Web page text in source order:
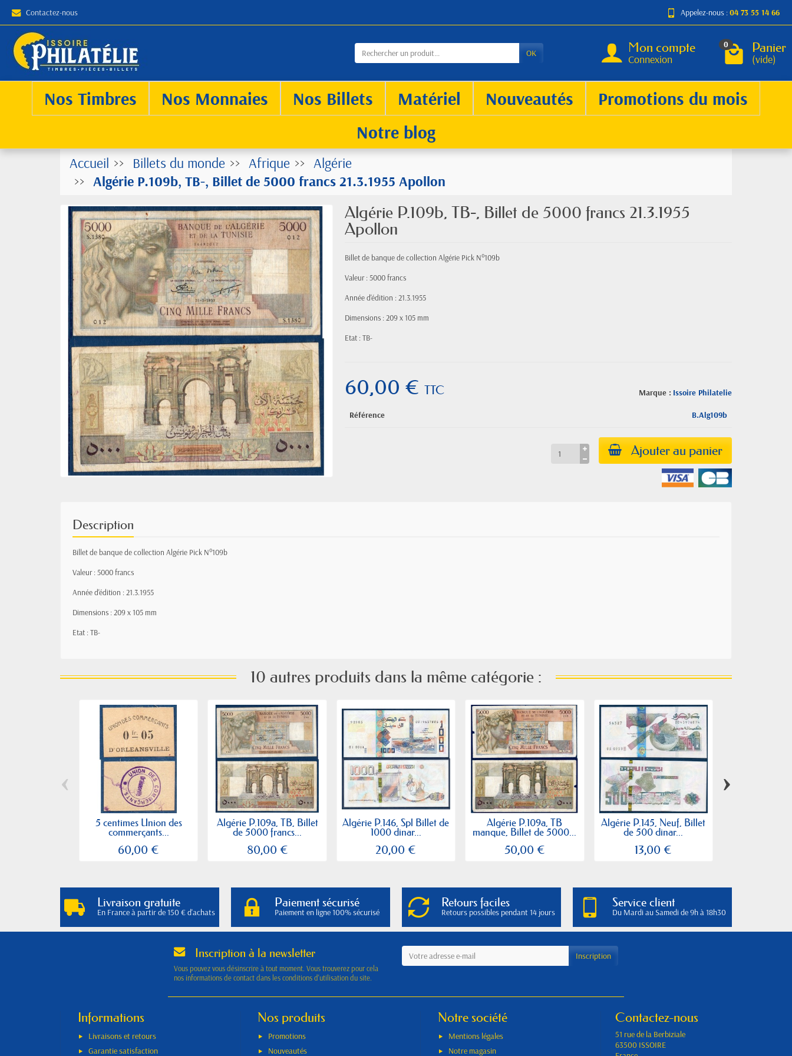
Contactez-nous Appelez-nous :04 73 55 14 66
OK Mon compte
Connexion
0 Panier
(vide)
Nos Timbres Nos Monnaies Nos Billets Matériel Nouveautés
Promotions du mois
Notre blog
Accueil Billets du monde Afrique
Algérie
Algérie P.109b, TB-, Billet de 5000 francs 21.3.1955 Apollon
Algérie P.109b, TB-, Billet de 5000 francs 21.3.1955
Apollon
Billet de banque de collection Algérie Pick N°109b
Valeur : 5000 francs
Année d'édition : 21.3.1955
Dimensions : 209 x 105 mm
Etat : TB-
Marque : Issoire Philatelie
60,00 €TTC
Référence B.Alg109b
Ajouter au panier
Description
Billet de banque de collection Algérie Pick N°109b
Valeur : 5000 francs
Année d'édition : 21.3.1955
Dimensions : 209 x 105 mm
Etat : TB-
10 autres produits dans la même catégorie :
5 centimes Union des
commerçants...
60,00 €
Algérie P.109a, TB, Billet
de 5000 francs...
80,00 €
Algérie P.146, Spl Billet de
1000 dinar...
20,00 €
Algérie P.109a, TB
manque, Billet de 5000...
50,00 €
Algérie P.145, Neuf, Billet
de 500 dinar...
13,00 €
‹ ›
Livraison gratuite
En France à partir de 150 € d'achats
Paiement sécurisé
Paiement en ligne 100% sécurisé
Retours faciles
Retours possibles pendant 14 jours
Service client
Du Mardi au Samedi de 9h à 18h30
Inscription à la newsletter
Vous pouvez vous désinscrire à tout moment. Vous trouverez pour cela
nos informations de contact dans les conditions d'utilisation du site.
Informations
Livraisons et retours
Garantie satisfaction
Nos produits
Promotions
Nouveautés
Notre société
Mentions légales
Notre magasin
Contactez-nous
51 rue de la Berbiziale
63500 ISSOIRE